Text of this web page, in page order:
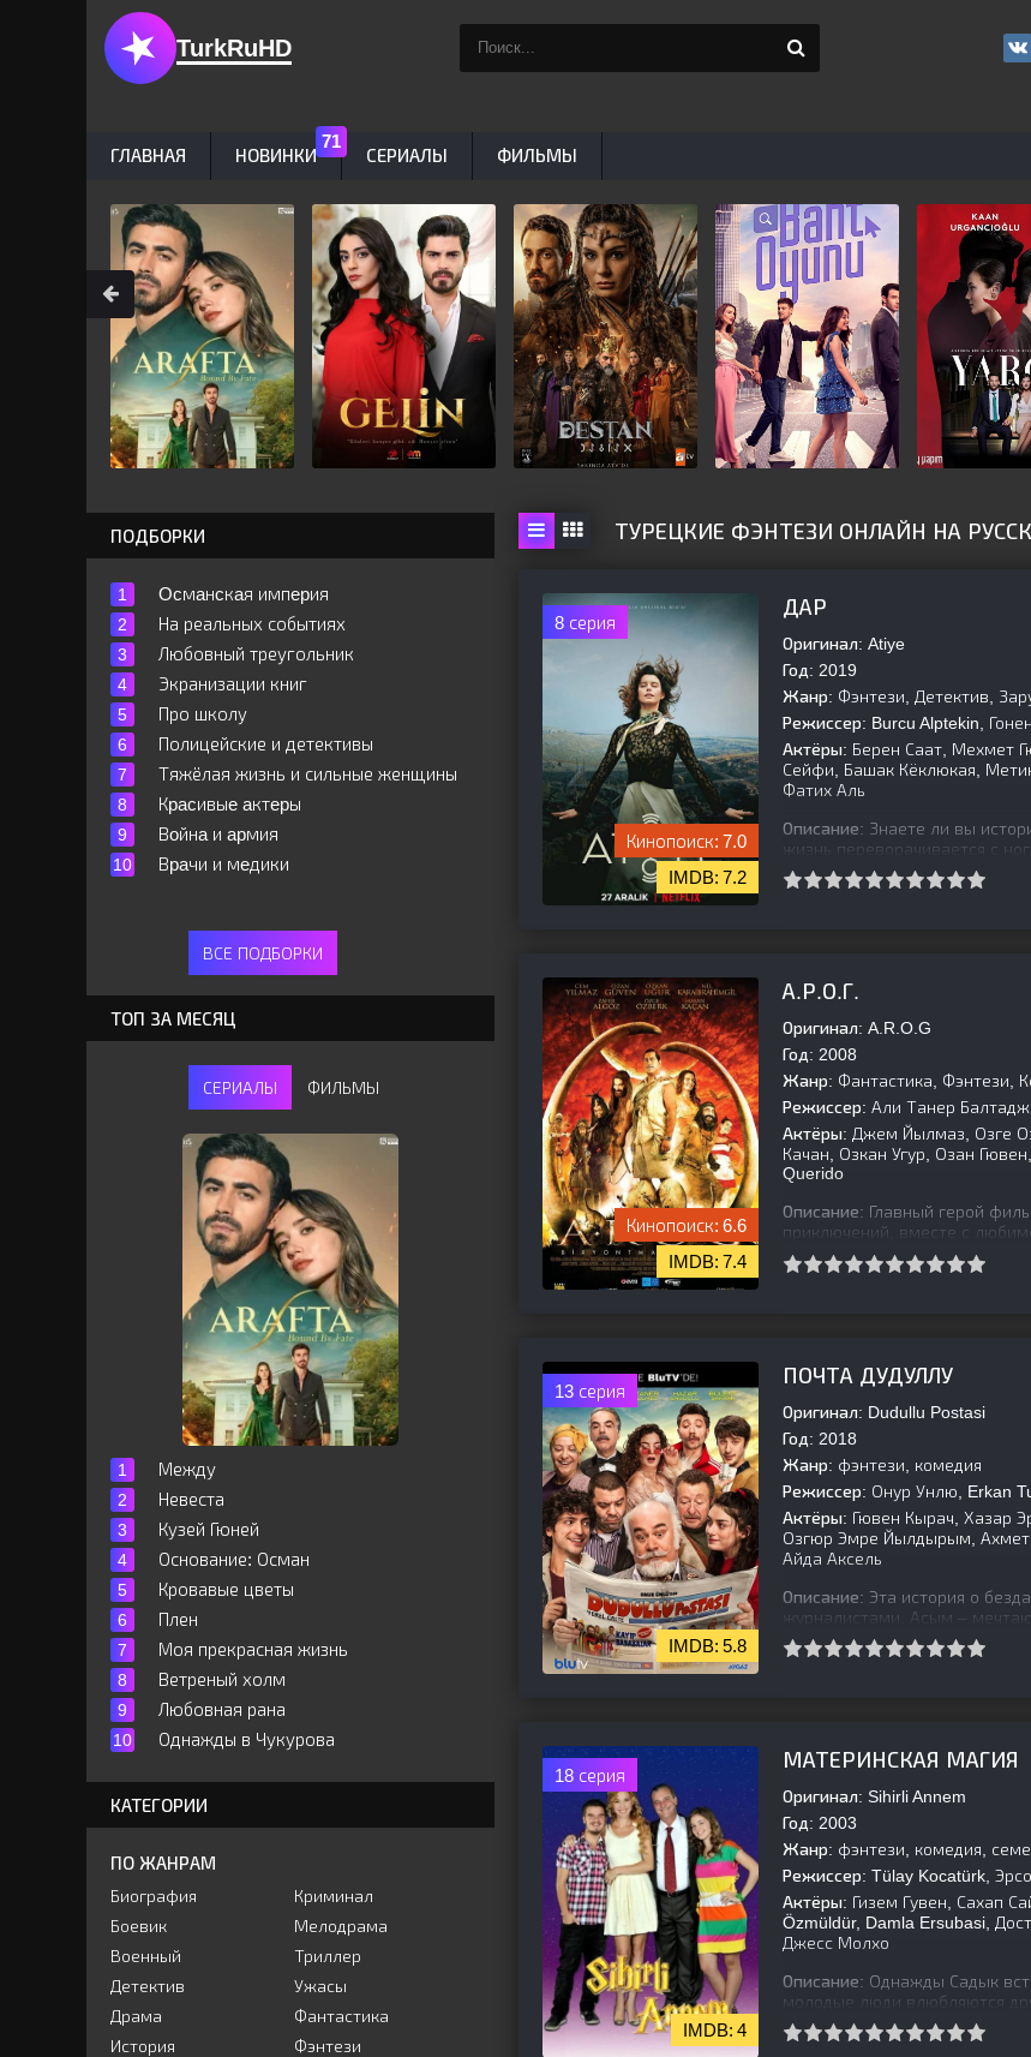
ТУРЕЦКИЕ ФЭНТЕЗИ ОНЛАЙН НА
8 серия
7.0
7.2
ДАР
Оригинал: Atiye
Год: 2019
Жанр: Фэнтези, Детектив,
Режиссер: Burcu Alptekin,
Актёры: Берен Саат, Мехмет
Сейфи, Башак Кёклюкая,
Фатих Аль
Описание: Знаете ли вы
жизнь переворачивается с
древнему комплексу Гёбекли-
6.6
7.4
А.Р.О.Г.
Оригинал: A.R.O.G
Год: 2008
Жанр: Фантастика, Фэнтези,
Режиссер: Али Танер
Актёры: Джем Йылмаз, Озге
Качан, Озкан Угур, Озан
Querido
Описание: Главный герой
приключений, вместе с
Г.О.Р.Ы. Джеку, возвращается
13 серия
5.8
ПОЧТА ДУДУЛЛУ
Оригинал: Dudullu Postasi
Год: 2018
Жанр: фэнтези, комедия
Режиссер: Онур Унлю, Erkan
Актёры: Гювен Кырач, Хазар
Озгюр Эмре Йылдырым, Ахмет
Айда Аксель
Описание: Эта история о
журналистами. Асым –
деревеньке Дудуллу
18 серия
4
МАТЕРИНСКАЯ МАГИЯ
Оригинал: Sihirli Annem
Год: 2003
Жанр: фэнтези, комедия,
Режиссер: Tülay Kocatürk,
Актёры: Гизем Гувен, Сахап
Özmüldür, Damla Ersubasi,
Джесс Молхо
Описание: Однажды Садык
молодые люди влюбляются
настроена против их брака,
ПОДБОРКИ
Ocмaнcкaя импepия
На реальных событиях
Любовный треугольник
Экранизации книг
Про школу
Полицейские и детективы
Тяжёлая жизнь и сильные женщины
Кpacивыe aктepы
Вoйнa и apмия
Вpaчи и мeдики
ВСЕ ПОДБОРКИ
ТОП ЗА МЕСЯЦ
СЕРИАЛЫ ФИЛЬМЫ
Между
Невеста
Кузей Гюней
Основание: Осман
Кровавые цветы
Плен
Моя прекрасная жизнь
Ветреный холм
Любовная рана
Однажды в Чукурова
КАТЕГОРИИ
ПО ЖАНРАМ
Биография
Боевик
Военный
Детектив
Драма
История
Криминал
Мелодрама
Триллер
Ужасы
Фантастика
Фэнтези
TurkRuHD
ГЛАВНАЯ НОВИНКИ СЕРИАЛЫ ФИЛЬМЫ